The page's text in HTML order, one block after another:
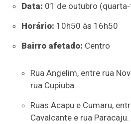
Data: 01 de outubro
Horário: 10h50 às 16h50
Bairro afetado: Centro
Rua Angelim, entre rua
rua Cupiuba.
Ruas Acapu e Cumaru,
Cavalcante e rua Paracaju.